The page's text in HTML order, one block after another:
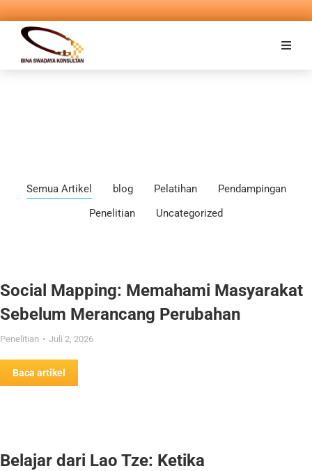
Semua Artikel blog Pelatihan
Pendampingan
Penelitian
Uncategorized
Social Mapping: Memahami Masyarakat
Sebelum Merancang Perubahan
Penelitian Juli 2, 2026
Baca artikel
Belajar dari Lao Tze: Ketika